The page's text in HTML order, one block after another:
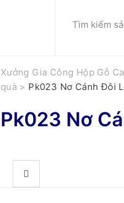
Xưởng Gia Công Hộp Gỗ
quà> Pk023 Nơ Cánh Đôi
Pk023 Nơ